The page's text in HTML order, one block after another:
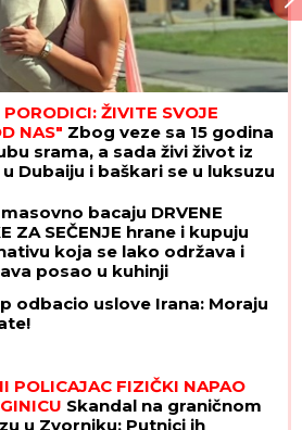
ŽIVITE SVOJE
NAS" Zbog veze sa 15 godina
srama, a sada živi život iz
Dubaiju i baškari se u luksuzu
bacaju DRVENE
ZA SEČENJE hrane i kupuju
koja se lako održava i
posao u kuhinji
odbacio uslove Irana: Moraju
POLICAJAC FIZIČKI NAPAO
Skandal na graničnom
u Zvorniku: Putnici ih